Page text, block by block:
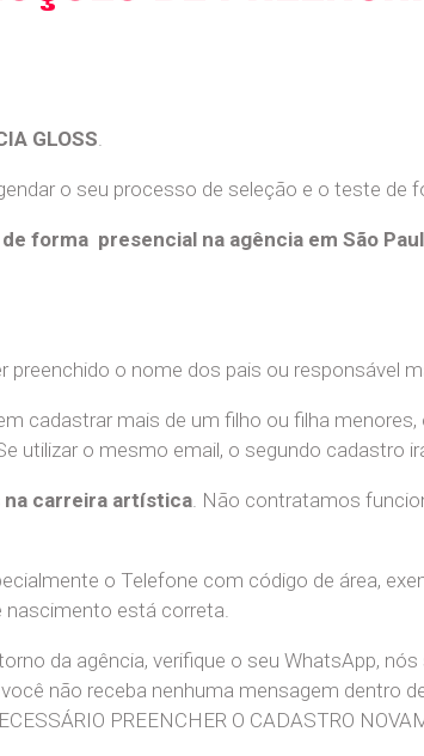
GLOSS
o seu processo de seleção e o teste de
forma presencial na agência em São
o nome dos pais ou responsável
cadastrar mais de um filho ou filha
utilizar o mesmo email, o segundo cadastro
na carreira artística . Não contratamos
o Telefone com código de área,
está correta.
da agência, verifique o seu WhatsApp,
não receba nenhuma mensagem dentro
PREENCHER O CADASTRO